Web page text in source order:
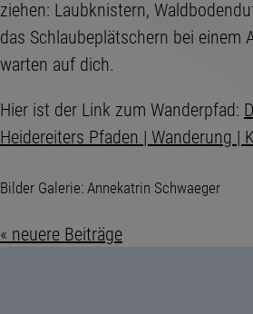
ziehen: Laubknistern,
das Schlaubeplätschern bei einem
warten auf dich.
Hier ist der Link zum Wanderpfad:
Heidereiters Pfaden | Wanderung |
Bilder Galerie: Annekatrin Schwaeger
« neuere Beiträge